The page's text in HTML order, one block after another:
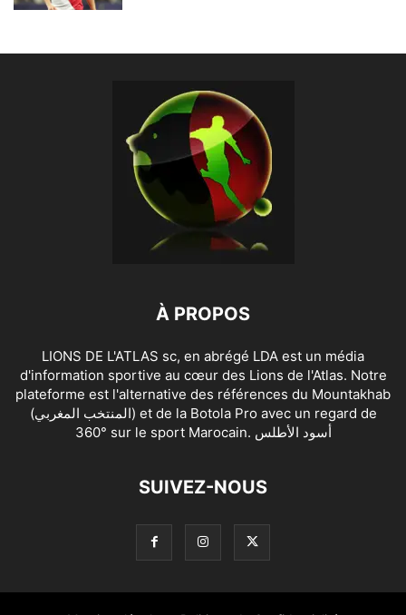
À PROPOS
LIONS DE L'ATLAS sc, en abrégé LDA est un média
d'information sportive au cœur des Lions de l'Atlas. Notre
plateforme est l'alternative des références du Mountakhab
(المنتخب المغربي) et de la Botola Pro avec un regard de
360° sur le sport Marocain. أسود الأطلس
SUIVEZ-NOUS